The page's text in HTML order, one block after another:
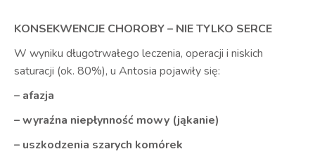
KONSEKWENCJE CHOROBY – NIE TYLKO SERCE
W wyniku długotrwałego leczenia, operacji i niskich
saturacji (ok. 80%), u Antosia pojawiły się:
– afazja
– wyraźna niepłynność mowy (jąkanie)
– uszkodzenia szarych komórek